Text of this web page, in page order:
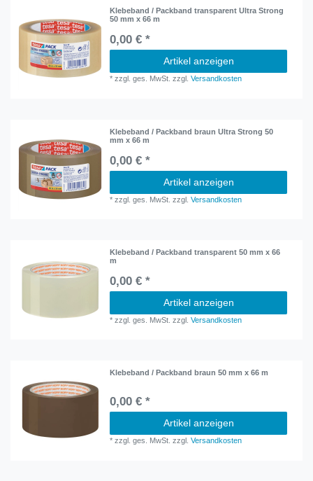
Klebeband / Packband transparent Ultra Strong
50 mm x 66 m
0,00 € *
Artikel anzeigen
*zzgl. ges. MwSt. zzgl.Versandkosten
Klebeband / Packband braun Ultra Strong 50
mm x 66 m
0,00 € *
Artikel anzeigen
*zzgl. ges. MwSt. zzgl.Versandkosten
Klebeband / Packband transparent 50 mm x 66
m
0,00 € *
Artikel anzeigen
*zzgl. ges. MwSt. zzgl.Versandkosten
Klebeband / Packband braun 50 mm x 66 m
0,00 € *
Artikel anzeigen
*zzgl. ges. MwSt. zzgl.Versandkosten